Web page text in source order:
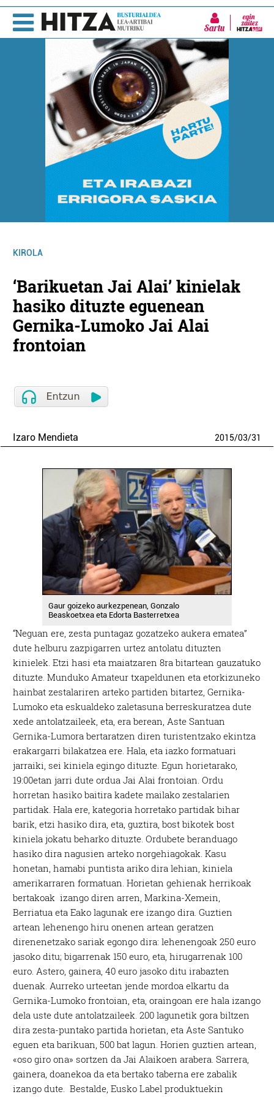
Sartu
KIROLA
‘Barikuetan Jai Alai’ kinielak
hasiko dituzte eguenean
Gernika-Lumoko Jai Alai
frontoian
Izaro Mendieta 2015/03/31
Gaur goizeko aurkezpenean, Gonzalo
Beaskoetxea eta Edorta Basterretxea
“Neguan ere, zesta puntagaz gozatzeko aukera ematea”
dute helburu zazpigarren urtez antolatu dituzten
kinielek. Etzi hasi eta maiatzaren 8ra bitartean gauzatuko
dituzte. Munduko Amateur txapeldunen eta etorkizuneko
hainbat zestalariren arteko partiden bitartez, Gernika-
Lumoko eta eskualdeko zaletasuna berreskuratzea dute
xede antolatzaileek, eta, era berean, Aste Santuan
Gernika-Lumora bertaratzen diren turistentzako ekintza
erakargarri bilakatzea ere. Hala, eta iazko formatuari
jarraiki, sei kiniela egingo dituzte. Egun horietarako,
19:00etan jarri dute ordua Jai Alai frontoian. Ordu
horretan hasiko baitira kadete mailako zestalarien
partidak. Hala ere, kategoria horretako partidak bihar
barik, etzi hasiko dira, eta, guztira, bost bikotek bost
kiniela jokatu beharko dituzte. Ordubete beranduago
hasiko dira nagusien arteko norgehiagokak. Kasu
honetan, hamabi puntista ariko dira lehian, kiniela
amerikarraren formatuan. Horietan gehienak herrikoak
bertakoak izango diren arren, Markina-Xemein,
Berriatua eta Eako lagunak ere izango dira. Guztien
artean lehenengo hiru onenen artean geratzen
direnenetzako sariak egongo dira: lehenengoak 250 euro
jasoko ditu; bigarrenak 150 euro, eta, hirugarrenak 100
euro. Astero, gainera, 40 euro jasoko ditu irabazten
duenak. Aurreko urteetan jende mordoa elkartu da
Gernika-Lumoko frontoian, eta, oraingoan ere hala izango
dela uste dute antolatzaileek. 200 lagunetik gora biltzen
dira zesta-puntako partida horietan, eta Aste Santuko
eguen eta barikuan, 500 bat lagun. Horien guztien artean,
«oso giro ona» sortzen da Jai Alaikoen arabera. Sarrera,
gainera, doanekoa da eta bertako taberna ere zabalik
izango dute. Bestalde, Eusko Label produktuekin